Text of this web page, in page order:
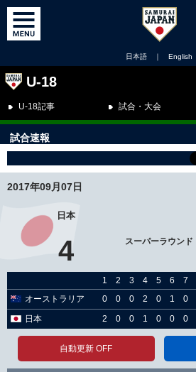
日本語 ｜ English
U-18
U-18記事 試合・大会
試合速報
2017年09月07日
日本
4 スーパーラウンド
1 2 3 4 5 6 7
オーストラリア
0 0 0 2 0 1 0
日本
2 0 0 1 0 0 0
自動更新 OFF